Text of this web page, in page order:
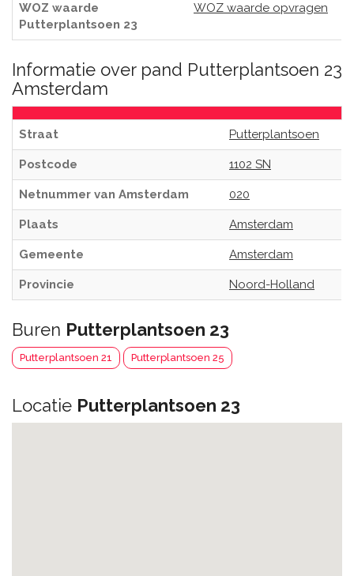
WOZ waarde
Putterplantsoen 23
WOZ waarde opvragen
Informatie over pand Putterplantsoen 23
Amsterdam
Straat Putterplantsoen
Postcode 1102 SN
Netnummer van Amsterdam 020
Plaats Amsterdam
Gemeente Amsterdam
Provincie Noord-Holland
Buren Putterplantsoen 23
Putterplantsoen 21 Putterplantsoen 25
Locatie Putterplantsoen 23